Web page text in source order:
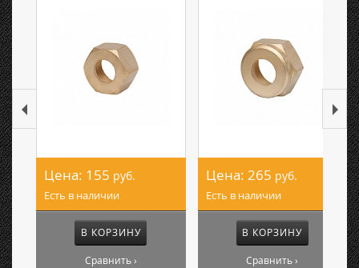
Цена: 155 руб.
Есть в наличии
В КОРЗИНУ
Сравнить ›
Цена: 265 руб.
Есть в наличии
В КОРЗИНУ
Сравнить ›